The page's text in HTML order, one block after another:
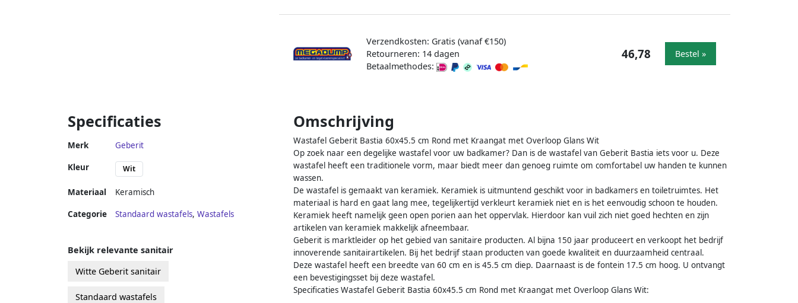
Verzendkosten: Gratis (vanaf €150)
Retourneren: 14 dagen
Betaalmethodes:
46,78 Bestel »
Specificaties
Merk Geberit
Kleur Wit
Materiaal Keramisch
Categorie Standaard wastafels, Wastafels
Omschrijving
Wastafel Geberit Bastia 60x45.5 cm Rond met Kraangat met Overloop Glans Wit
Op zoek naar een degelijke wastafel voor uw badkamer? Dan is de wastafel van Geberit Bastia iets voor u. Deze
wastafel heeft een traditionele vorm, maar biedt meer dan genoeg ruimte om comfortabel uw handen te kunnen
wassen.
De wastafel is gemaakt van keramiek. Keramiek is uitmuntend geschikt voor in badkamers en toiletruimtes. Het
materiaal is hard en gaat lang mee, tegelijkertijd verkleurt keramiek niet en is het eenvoudig schoon te houden.
Keramiek heeft namelijk geen open porien aan het oppervlak. Hierdoor kan vuil zich niet goed hechten en zijn
artikelen van keramiek makkelijk afneembaar.
Geberit is marktleider op het gebied van sanitaire producten. Al bijna 150 jaar produceert en verkoopt het bedrijf
innoverende sanitairartikelen. Bij het bedrijf staan producten van goede kwaliteit en duurzaamheid centraal.
Deze wastafel heeft een breedte van 60 cm en is 45.5 cm diep. Daarnaast is de fontein 17.5 cm hoog. U ontvangt
een bevestigingsset bij deze wastafel.
Specificaties Wastafel Geberit Bastia 60x45.5 cm Rond met Kraangat met Overloop Glans Wit:
Bekijk relevante sanitair
Witte Geberit sanitair
Standaard wastafels